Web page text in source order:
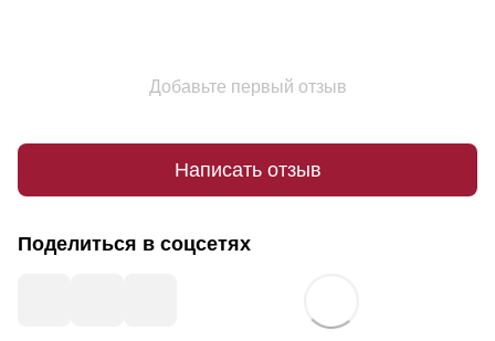
Добавьте первый отзыв
Написать отзыв
Поделиться в соцсетях